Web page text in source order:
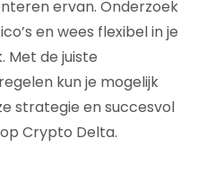
ervan. Onderzoek
en wees flexibel in je
Met de juiste
kun je mogelijk
strategie en succesvol
Crypto Delta.